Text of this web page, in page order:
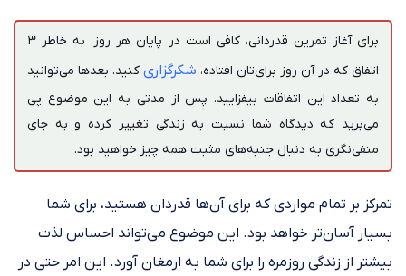
برای آغاز تمرین قدردانی، کافی است در پایان هر روز، به خاطر ۳
اتفاق که در آن روز برای‌تان افتاده، شکرگزاری کنید. بعدها می‌توانید
به تعداد این اتفاقات بیفزایید. پس از مدتی به این موضوع پی
می‌برید که دیدگاه شما نسبت به زندگی تغییر کرده و به جای
منفی‌نگری به دنبال جنبه‌های مثبت همه چیز خواهید بود.
تمرکز بر تمام مواردی که برای آن‌ها قدردان هستید، برای شما
بسیار آسان‌تر خواهد بود. این موضوع می‌تواند احساس لذت
بیشتر از زندگی روزمره را برای شما به ارمغان آورد. این امر حتی در